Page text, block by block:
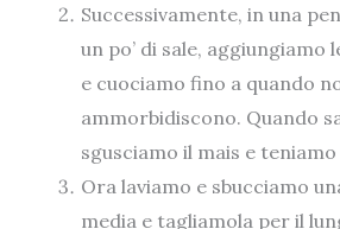
Successivamente, in una
un po’ di sale, aggiungiamo
e cuociamo fino a quando
ammorbidiscono. Quando
sgusciamo il mais e
Ora laviamo e sbucciamo
media e tagliamola per il